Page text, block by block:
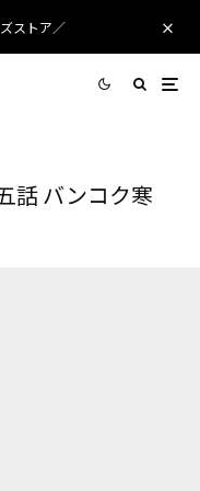
ストア／
話 バンコク寒